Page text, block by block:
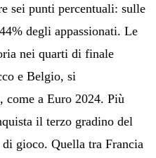
sei punti percentuali: sulle
degli appassionati. Le
nei quarti di finale
e Belgio, si
come a Euro 2024. Più
il terzo gradino del
gioco. Quella tra Francia